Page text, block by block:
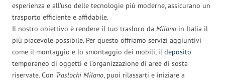
esperienza e all’uso delle tecnologie più moderne, assicurano un
trasporto efficiente e affidabile.
Il nostro obiettivo è rendere il tuo trasloco da Milano in Italia il
più piacevole possibile. Per questo offriamo servizi aggiuntivi
come il montaggio e lo smontaggio dei mobili, il deposito
temporaneo di oggetti e l’organizzazione di aree di sosta
riservate. Con Traslochi Milano, puoi rilassarti e iniziare a